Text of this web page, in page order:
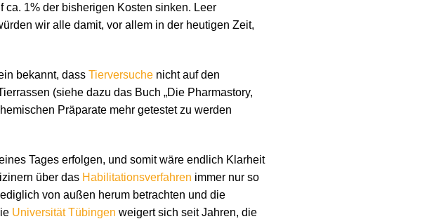
ca. 1% der bisherigen Kosten sinken. Leer
wir alle damit, vor allem in der heutigen Zeit,
bekannt, dass Tierversuche nicht auf den
(siehe dazu das Buch „Die Pharmastory,
Präparate mehr getestet zu werden
Tages erfolgen, und somit wäre endlich Klarheit
über das Habilitationsverfahren immer nur so
von außen herum betrachten und die
Universität Tübingen weigert sich seit Jahren, die